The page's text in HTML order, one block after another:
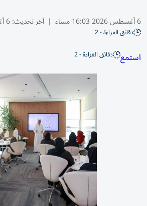
6 أغسطس 2026 16:03 مساء | آخر تحديث:6 أغسطس 16:38 2026
دقائق القراءة - 2
استمع دقائق القراءة - 2